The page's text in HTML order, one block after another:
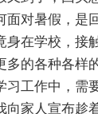
面对暑假，是
身在学校，接
多的各种各样
习工作中，需
向家人宣布趁